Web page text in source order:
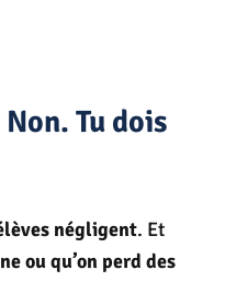
Tu dois
négligent. Et
ou qu’on perd des